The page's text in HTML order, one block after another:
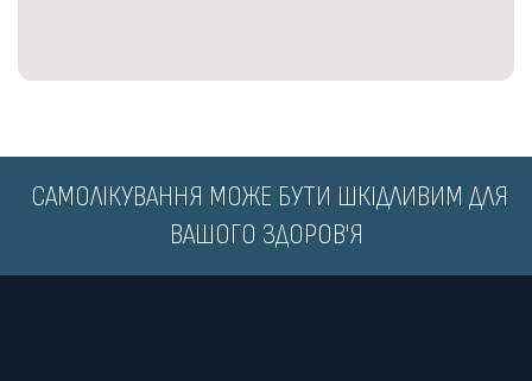
️ САМОЛІКУВАННЯ МОЖЕ БУТИ ШКІДЛИВИМ ДЛЯ
ВАШОГО ЗДОРОВ'Я